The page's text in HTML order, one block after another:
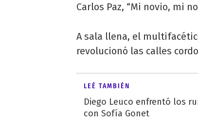
Carlos Paz, “Mi novio, mi
A sala llena, el
revolucionó las calles
LEÉ TAMBIÉN
Diego Leuco enfrentó los
con Sofía Gonet